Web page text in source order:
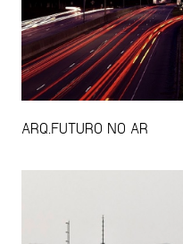
ARQ.FUTURO NO AR